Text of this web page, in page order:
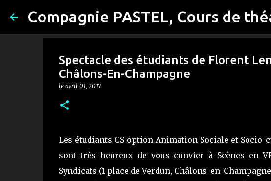
Spectacle des étudiants de Florent
Châlons-En-Champagne
le avril 01, 2017
Les étudiants CS option Animation Sociale et
sont très heureux de vous convier à Scènes en
Syndicats (1 place de Verdun, Châlons-en-